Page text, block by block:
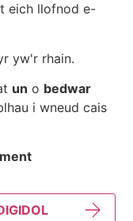
eich llofnod e-
yw'r rhain.
un o bedwar
i wneud cais